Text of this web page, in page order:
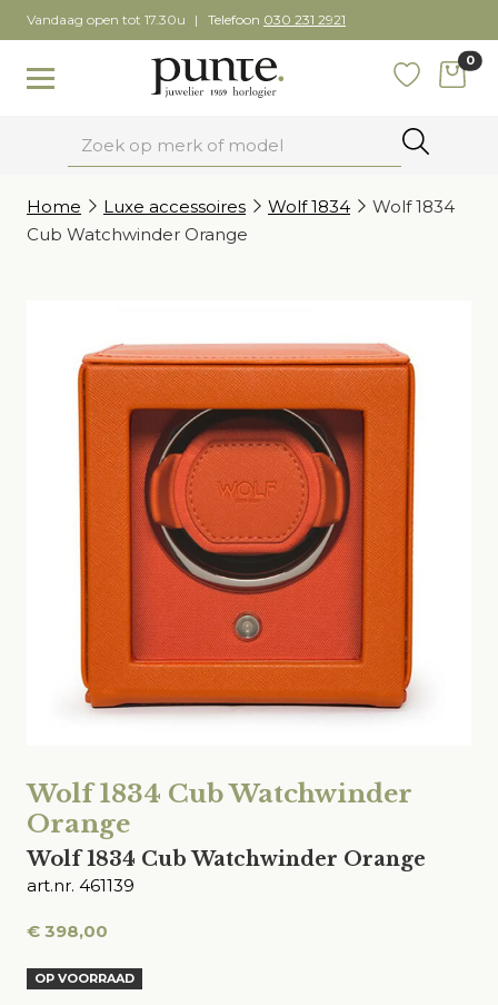
Skip
to
content
Vandaag open tot 17.30u Telefoon 030 231 2921
Toggle navigation
0
Home
Luxe accessoires Wolf 1834
Wolf 1834
Cub Watchwinder Orange
Wolf 1834 Cub Watchwinder
Orange
Wolf 1834 Cub Watchwinder Orange
art.nr. 461139
€ 398,00
OP VOORRAAD